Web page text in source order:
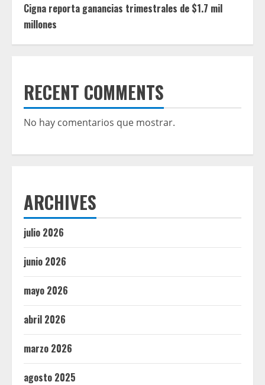
Cigna reporta ganancias trimestrales de $1.7 mil
millones
RECENT COMMENTS
No hay comentarios que mostrar.
ARCHIVES
julio 2026
junio 2026
mayo 2026
abril 2026
marzo 2026
agosto 2025